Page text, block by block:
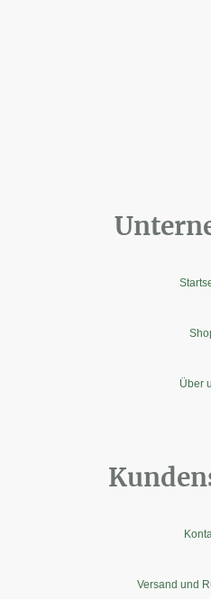
Über
Versand und